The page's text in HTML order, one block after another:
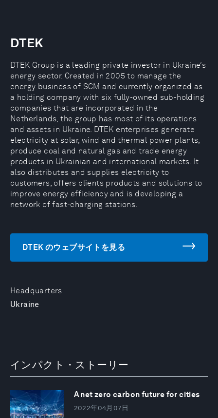
Headquarters
Ukraine
DTEK
DTEK Group is a leading private investor in Ukraine’s
energy sector. Created in 2005 to manage the
energy business of SCM and currently organized as
a holding company with six fully-owned sub-holding
companies that are incorporated in the
Netherlands, the group has most of its operations
and assets in Ukraine. DTEK enterprises generate
electricity at solar, wind and thermal power plants,
produce coal and natural gas and trade energy
products in Ukrainian and international markets. It
also distributes and supplies electricity to
customers, offers clients products and solutions to
improve energy efficiency and is developing a
network of fast-charging stations.
DTEK のウェブサイトを見る
インパクト・ストーリー
A net zero carbon future for cities
2022年04月07日